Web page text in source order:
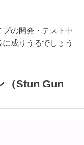
の開発・テスト中
成りうるでしょう
（Stun Gun